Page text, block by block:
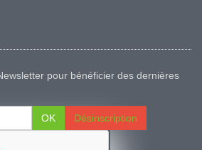
pour bénéficier des dernières
OK Désinscription